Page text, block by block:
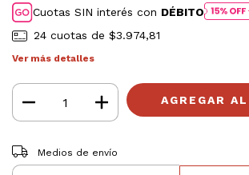
Cuotas SIN interés con DÉBITO
24 cuotas de $3.974,81
Ver más detalles
Entregas para el CP:
Medios de envío